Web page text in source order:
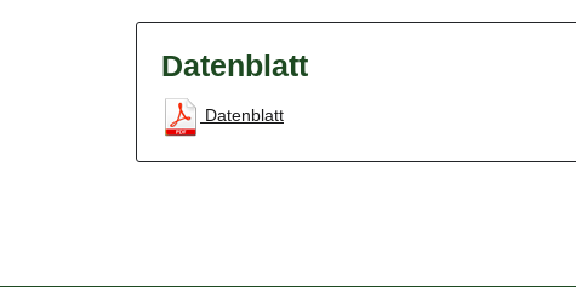
Datenblatt
Datenblatt